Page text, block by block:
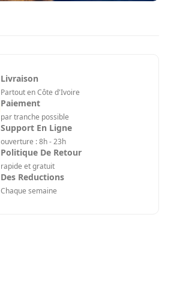
Livraison
Partout en Côte d'Ivoire
Paiement
par tranche possible
Support En Ligne
ouverture : 8h - 23h
Politique De Retour
rapide et gratuit
Des Reductions
Chaque semaine